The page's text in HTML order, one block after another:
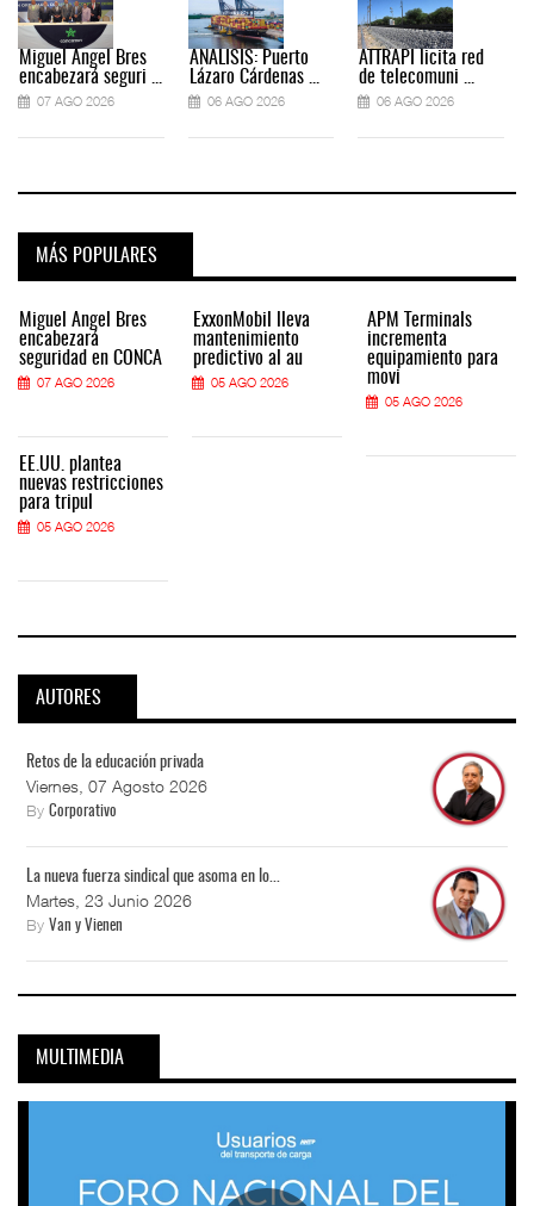
Miguel Ángel Bres
encabezará seguri ...
07 AGO 2026
ANÁLISIS: Puerto
Lázaro Cárdenas ...
06 AGO 2026
ATTRAPI licita red
de telecomuni ...
06 AGO 2026
MÁS POPULARES
Miguel Ángel Bres
encabezará
seguridad en CONCA
07 AGO 2026
EE.UU. plantea
nuevas restricciones
para tripul
05 AGO 2026
ExxonMobil lleva
mantenimiento
predictivo al au
05 AGO 2026
APM Terminals
incrementa
equipamiento para
movi
05 AGO 2026
AUTORES
Retos de la educación privada
Viernes, 07 Agosto 2026
By Corporativo
La nueva fuerza sindical que asoma en lo...
Martes, 23 Junio 2026
By Van y Vienen
MULTIMEDIA